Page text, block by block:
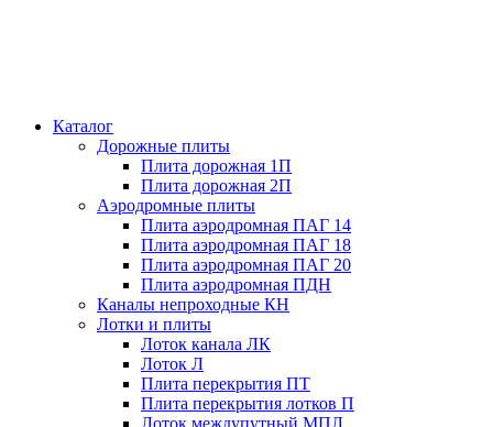
Каталог
Дорожные плиты
Плита дорожная 1П
Плита дорожная 2П
Аэродромные плиты
Плита аэродромная ПАГ 14
Плита аэродромная ПАГ 18
Плита аэродромная ПАГ 20
Плита аэродромная ПДН
Каналы непроходные КН
Лотки и плиты
Лоток канала ЛК
Лоток Л
Плита перекрытия ПТ
Плита перекрытия лотков П
Лоток междупутный МПЛ